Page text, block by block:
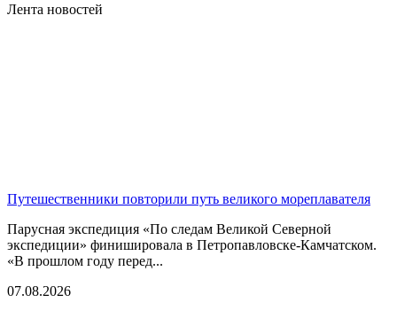
Лента новостей
Путешественники повторили путь великого мореплавателя
Парусная экспедиция «По следам Великой Северной
экспедиции» финишировала в Петропавловске-Камчатском.
«В прошлом году перед...
07.08.2026